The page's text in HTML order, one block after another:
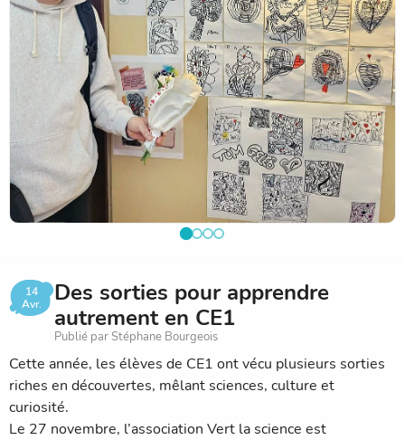
En fin d’année, les élèves de ces deux classes auront aussi
l’occasion de visiter le Musée en Herbe pour une exposition
autour des Pokémon : une façon originale et ludique de
continuer à s’ouvrir à des formes de culture variées.
Pour en savoir plus sur Tom Geleb :
www.galeriemontorgueil.com/pa_artistes/tom-geleb/?
14
Avr.
Des sorties pour apprendre
autrement en CE1
Publié par Stéphane Bourgeois
Cette année, les élèves de CE1 ont vécu plusieurs sorties
riches en découvertes, mêlant sciences, culture et
curiosité.
Le 27 novembre, l’association Vert la science est